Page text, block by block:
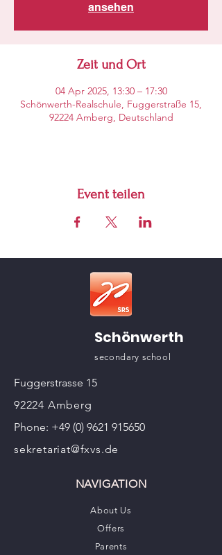
ansehen
Zeit und Ort
04 Apr 2025, 13:30 – 17:30
Schönwerth-Realschule, Fuggerstraße 15,
92224 Amberg, Deutschland
Event teilen
Schönwerth
secondary school
Fuggerstrasse 15
92224 Amberg
Phone: +49 (0) 9621 915650
sekretariat@fxvs.de
NAVIGATION
About Us
Offers
Parents